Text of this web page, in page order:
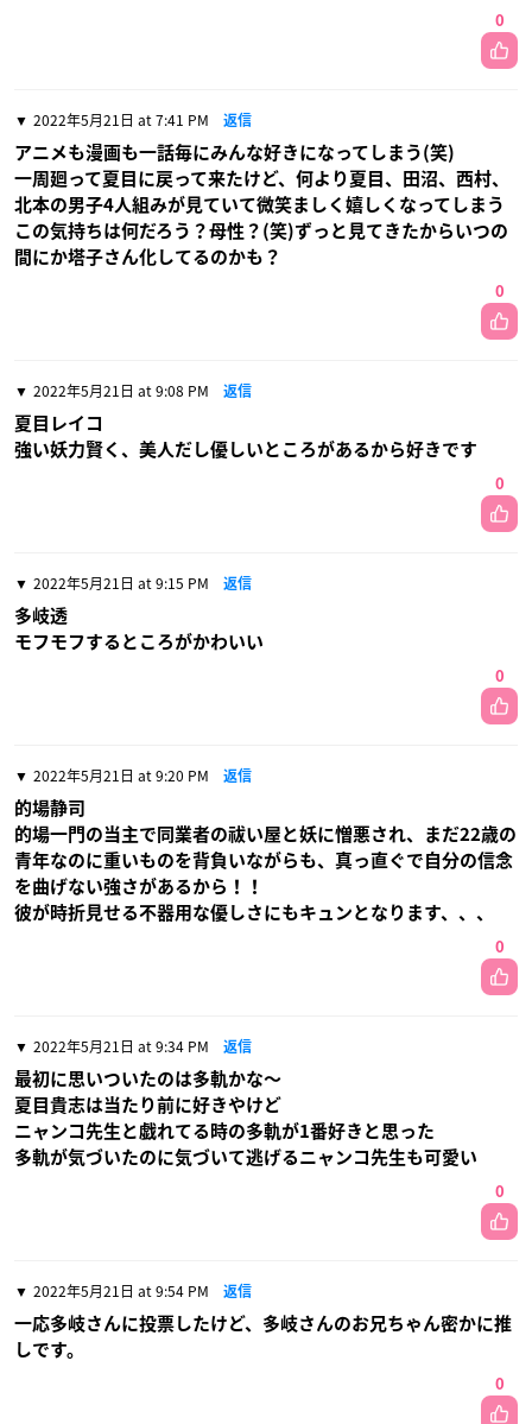
0
2022年5月21日 at 7:41 PM 返信
アニメも漫画も一話毎にみんな好きになってしまう(笑)
一周廻って夏目に戻って来たけど、何より夏目、田沼、西村、
北本の男子4人組みが見ていて微笑ましく嬉しくなってしまう
この気持ちは何だろう？母性？(笑)ずっと見てきたからいつの
間にか塔子さん化してるのかも？
0
2022年5月21日 at 9:08 PM 返信
夏目レイコ
強い妖力賢く、美人だし優しいところがあるから好きです
0
2022年5月21日 at 9:15 PM 返信
多岐透
モフモフするところがかわいい
0
2022年5月21日 at 9:20 PM 返信
的場静司
的場一門の当主で同業者の祓い屋と妖に憎悪され、まだ22歳の
青年なのに重いものを背負いながらも、真っ直ぐで自分の信念
を曲げない強さがあるから！！
彼が時折見せる不器用な優しさにもキュンとなります、、、
0
2022年5月21日 at 9:34 PM 返信
最初に思いついたのは多軌かな〜
夏目貴志は当たり前に好きやけど
ニャンコ先生と戯れてる時の多軌が1番好きと思った
多軌が気づいたのに気づいて逃げるニャンコ先生も可愛い
0
2022年5月21日 at 9:54 PM 返信
一応多岐さんに投票したけど、多岐さんのお兄ちゃん密かに推
しです。
0